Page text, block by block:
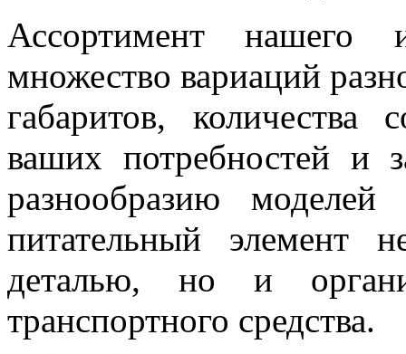
Ассортимент нашего
множество вариаций
габаритов, количества
ваших потребностей и
разнообразию
питательный элемент
деталью, но и
транспортного средства.